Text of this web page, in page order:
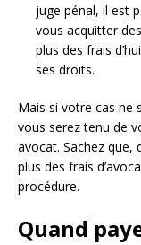
juge pénal, il est
vous acquitter
plus des frais
ses droits.
Mais si votre cas ne
vous serez tenu de
avocat. Sachez que,
plus des frais
procédure.
Quand